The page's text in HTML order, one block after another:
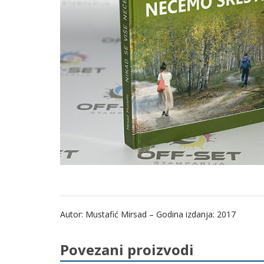
Autor: Mustafić Mirsad – Godina izdanja: 2017
Povezani proizvodi